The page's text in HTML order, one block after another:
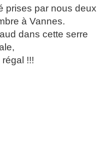
prises par nous deux
à Vannes.
dans cette serre
!!!